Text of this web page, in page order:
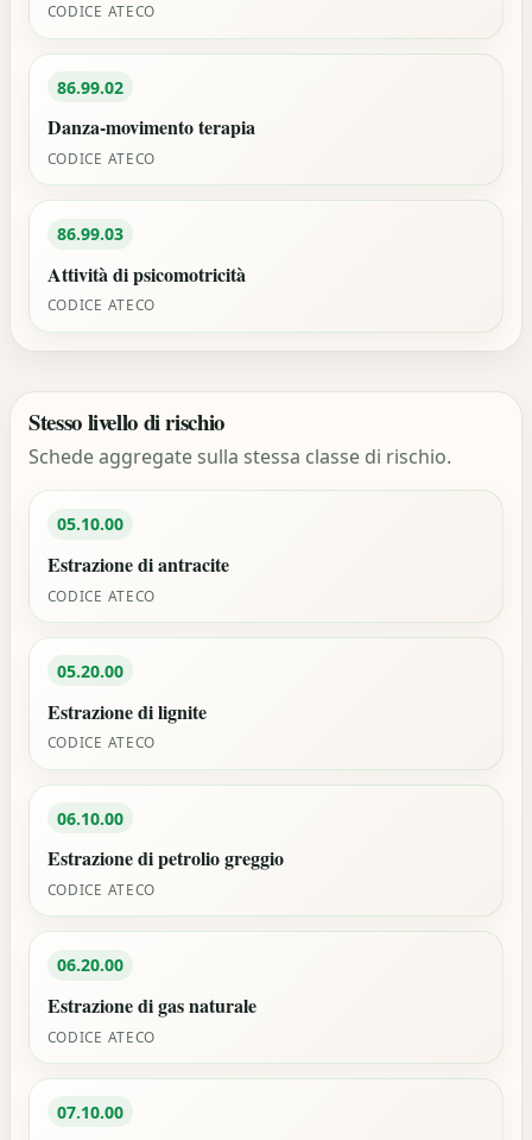
CODICE ATECO
86.99.02
Danza-movimento terapia
CODICE ATECO
86.99.03
Attività di psicomotricità
CODICE ATECO
Stesso livello di rischio
Schede aggregate sulla stessa classe di rischio.
05.10.00
Estrazione di antracite
CODICE ATECO
05.20.00
Estrazione di lignite
CODICE ATECO
06.10.00
Estrazione di petrolio greggio
CODICE ATECO
06.20.00
Estrazione di gas naturale
CODICE ATECO
07.10.00